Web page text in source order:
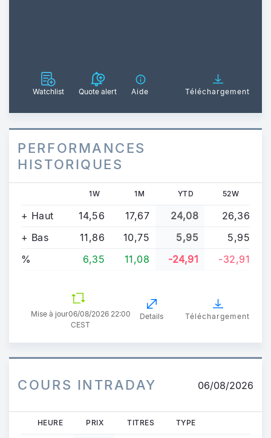
Watchlist Quote alert Aide Téléchargement
PERFORMANCES
HISTORIQUES
1W 1M YTD 52W
+ Haut 14,56 17,67 24,08
26,36
+ Bas
11,86 10,75 5,95
5,95
%
6,35 11,08 -24,91 -32,91
Mise à jour06/08/2026 22:00
CEST
Details Téléchargement
COURS INTRADAY 06/08/2026
HEURE PRIX TITRES TYPE